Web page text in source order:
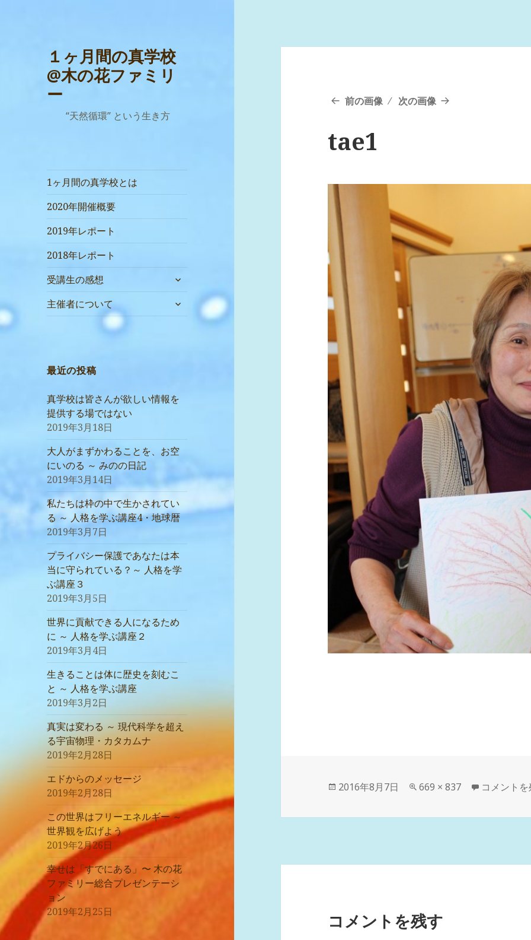
１ヶ月間の真学校
@木の花ファミリ
ー
“天然循環” という生き方
1ヶ月間の真学校とは
2020年開催概要
2019年レポート
2018年レポート
受講生の感想
サ
ブ
メ
ニ
主催者について
サ
ブ
展
最近の投稿
真学校は皆さんが欲しい情報を
提供する場ではない
2019年3月18日
大人がまずかわることを、お空
にいのる ～ みのの日記
2019年3月14日
私たちは枠の中で生かされてい
る ～ 人格を学ぶ講座4・地球暦
2019年3月7日
プライバシー保護であなたは本
当に守られている？～ 人格を学
ぶ講座３
2019年3月5日
世界に貢献できる人になるため
に ～ 人格を学ぶ講座２
2019年3月4日
生きることは体に歴史を刻むこ
と ～ 人格を学ぶ講座
2019年3月2日
真実は変わる ～ 現代科学を超え
る宇宙物理・カタカムナ
2019年2月28日
エドからのメッセージ
2019年2月28日
この世界はフリーエネルギー ～
世界観を広げよう
2019年2月26日
幸せは「すでにある」〜 木の花
ファミリー総合プレゼンテーシ
ョン
2019年2月25日
前の画像 次の画像
tae1
投
日:
2016年8月7日
フ
サ
669 × 837 tae1 に
コメント
コメントを残す